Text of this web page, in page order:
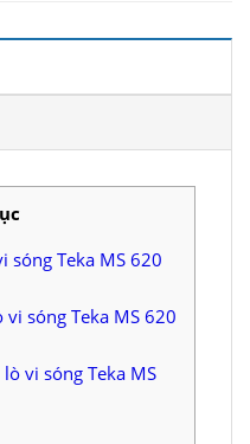
sóng Teka MS 620
sóng Teka MS 620
vi sóng Teka MS